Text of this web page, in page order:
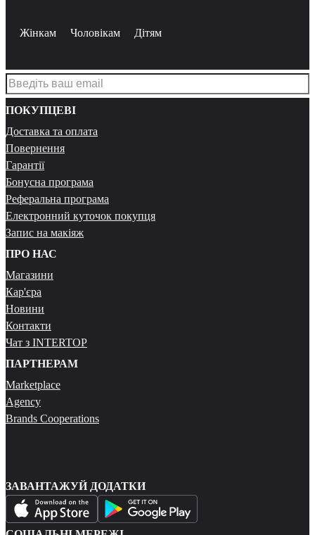
Жінкам Чоловікам Дітям
ПОКУПЦЕВІ
Доставка та оплата
Повернення
Гарантії
Бонусна програма
Реферальна програма
Електронний куточок покупця
Запис на макіяж
ПРО НАС
Магазини
Кар'єра
Новини
Контакти
Чат з INTERTOP
ПАРТНЕРАМ
Marketplace
Agency
Brands Cooperations
ЗАВАНТАЖУЙ ДОДАТКИ